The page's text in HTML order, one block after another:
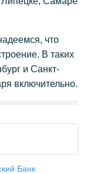
что
В таких
и Санкт-
включительно.
Банк